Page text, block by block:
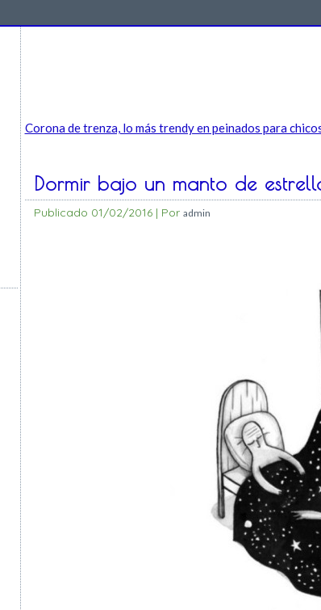
Corona de trenza, lo más trendy en peinados para
Dormir bajo un manto de
Publicado 01/02/2016| Por admin